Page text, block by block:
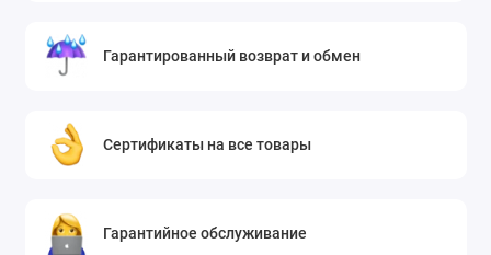
Гарантированный возврат и обмен
Сертификаты на все товары
Гарантийное обслуживание